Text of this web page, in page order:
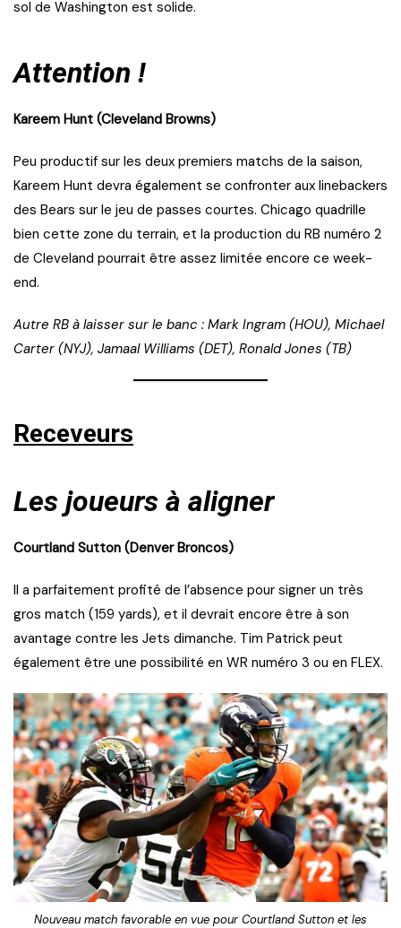
sol de Washington est solide.
Attention !
Kareem Hunt (Cleveland Browns)
Peu productif sur les deux premiers matchs de la saison,
Kareem Hunt devra également se confronter aux linebackers
des Bears sur le jeu de passes courtes. Chicago quadrille
bien cette zone du terrain, et la production du RB numéro 2
de Cleveland pourrait être assez limitée encore ce week-
end.
Autre RB à laisser sur le banc : Mark Ingram (HOU), Michael
Carter (NYJ), Jamaal Williams (DET), Ronald Jones (TB)
Receveurs
Les joueurs à aligner
Courtland Sutton (Denver Broncos)
Il a parfaitement profité de l’absence pour signer un très
gros match (159 yards), et il devrait encore être à son
avantage contre les Jets dimanche. Tim Patrick peut
également être une possibilité en WR numéro 3 ou en FLEX.
Nouveau match favorable en vue pour Courtland Sutton et les